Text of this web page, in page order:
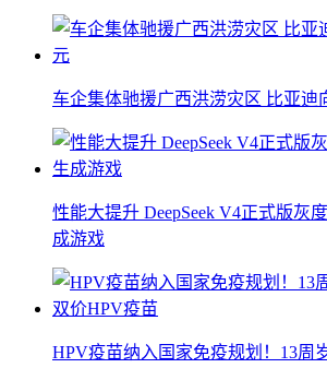
车企集体驰援广西洪涝灾区 比亚迪
性能大提升 DeepSeek V4正式版灰
成游戏
HPV疫苗纳入国家免疫规划！13周